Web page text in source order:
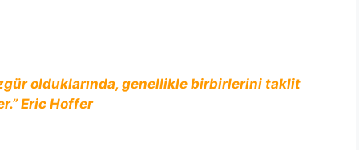
olduklarında, genellikle birbirlerini taklit
Eric Hoffer